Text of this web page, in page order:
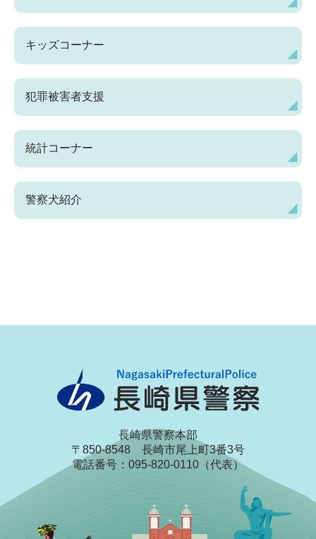
キッズコーナー
犯罪被害者支援
統計コーナー
警察犬紹介
長崎県警察本部
〒850-8548 長崎市尾上町3番3号
電話番号：095-820-0110（代表）